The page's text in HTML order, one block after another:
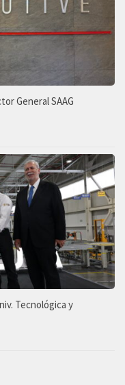
General SAAG
Tecnológica y